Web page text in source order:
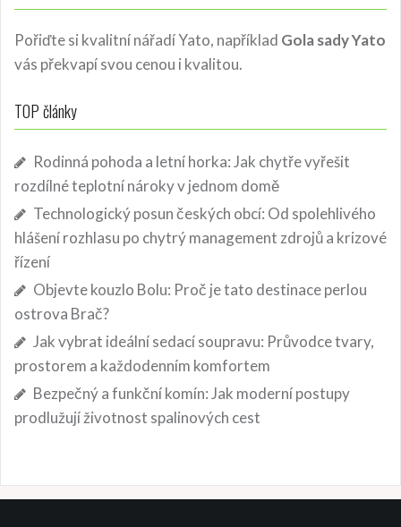
Pořiďte si kvalitní nářadí Yato, například Gola sady Yato
vás překvapí svou cenou i kvalitou.
TOP články
Rodinná pohoda a letní horka: Jak chytře vyřešit
rozdílné teplotní nároky v jednom domě
Technologický posun českých obcí: Od spolehlivého
hlášení rozhlasu po chytrý management zdrojů a krizové
řízení
Objevte kouzlo Bolu: Proč je tato destinace perlou
ostrova Brač?
Jak vybrat ideální sedací soupravu: Průvodce tvary,
prostorem a každodenním komfortem
Bezpečný a funkční komín: Jak moderní postupy
prodlužují životnost spalinových cest